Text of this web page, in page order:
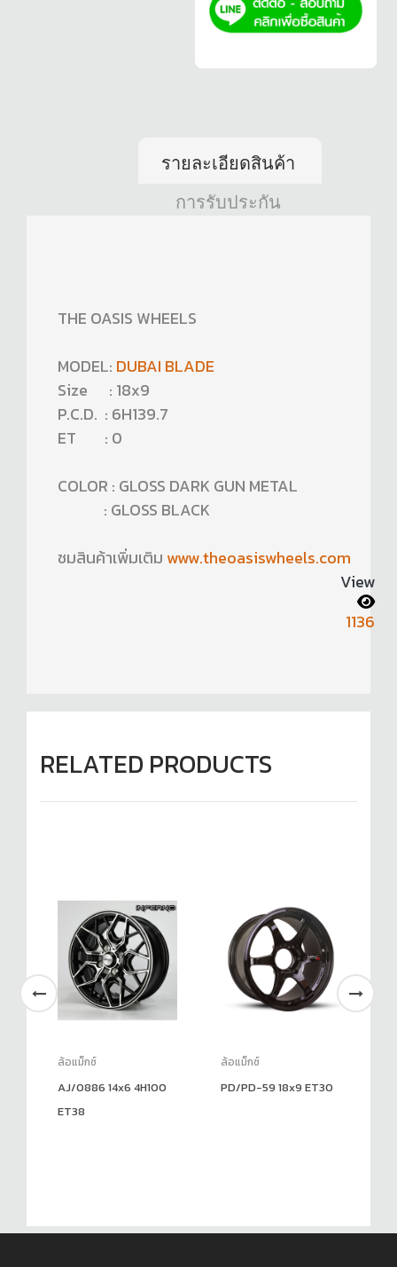
รายละเอียดสินค้า
การรับประกัน
THE OASIS WHEELS
MODEL: DUBAI BLADE
Size : 18x9
P.C.D. : 6H139.7
ET : 0
COLOR : GLOSS DARK GUN METAL
: GLOSS BLACK
ชมสินค้าเพิ่มเติม www.theoasiswheels.com
View
1136
RELATED PRODUCTS
ล้อแม็กซ์
AJ/0886 14x6 4H100
ET38
ล้อแม็กซ์
PD/PD-59 18x9 ET30